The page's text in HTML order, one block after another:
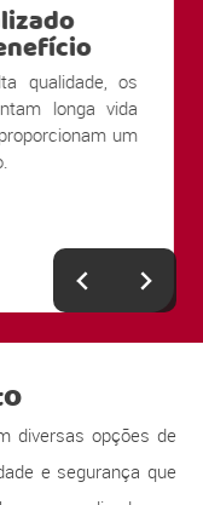
qualidade, os
longa vida
um
diversas opções de
e segurança que